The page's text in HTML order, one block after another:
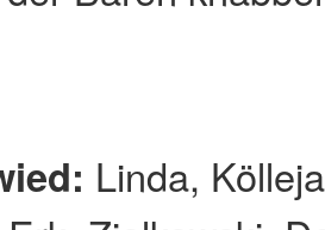
Linda,